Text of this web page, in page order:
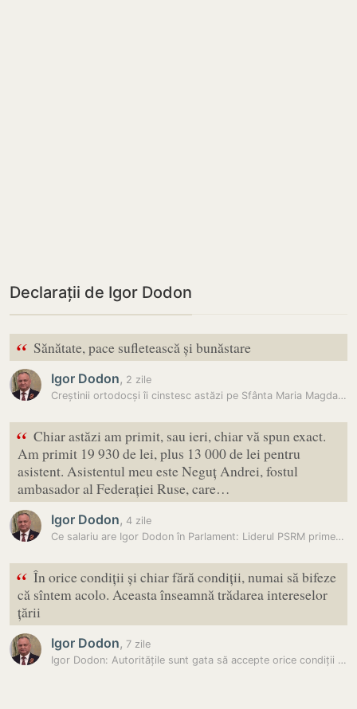
Declarații de Igor Dodon
“ Sănătate, pace sufletească și bunăstare
Igor Dodon, 2 zile
Creștinii ortodocși îi cinstesc astăzi pe Sfânta Maria Magdalena și pe…
“ Chiar astăzi am primit, sau ieri, chiar vă spun exact.
Am primit 19 930 de lei, plus 13 000 de lei pentru
asistent. Asistentul meu este Neguț Andrei, fostul
ambasador al Federației Ruse, care…
Igor Dodon, 4 zile
Ce salariu are Igor Dodon în Parlament: Liderul PSRM primește de…
“ În orice condiții și chiar fără condiții, numai să bifeze
că sîntem acolo. Aceasta înseamnă trădarea intereselor
țării
Igor Dodon, 7 zile
Igor Dodon: Autoritățile sunt gata să accepte orice condiții în numele…